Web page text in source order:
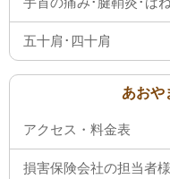
五十肩･四十肩
あおや
アクセス・料金表
損害保険会社の担当者